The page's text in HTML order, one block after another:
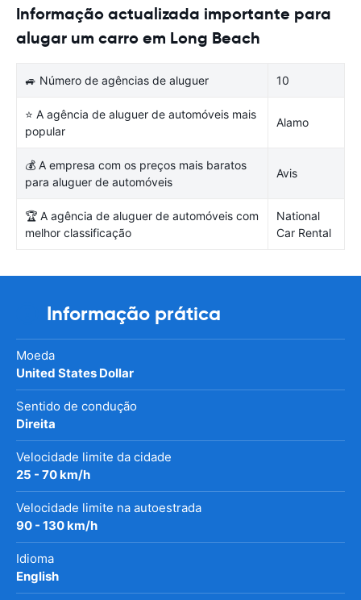
Informação actualizada importante para
alugar um carro em Long Beach
🚙 Número de agências de aluguer 10
⭐ A agência de aluguer de automóveis mais
popular
Alamo
💰 A empresa com os preços mais baratos
para aluguer de automóveis
Avis
🏆 A agência de aluguer de automóveis com
melhor classificação
National
Car Rental
Informação prática
Moeda
United States Dollar
Sentido de condução
Direita
Velocidade limite da cidade
25 - 70 km/h
Velocidade limite na autoestrada
90 - 130 km/h
Idioma
English